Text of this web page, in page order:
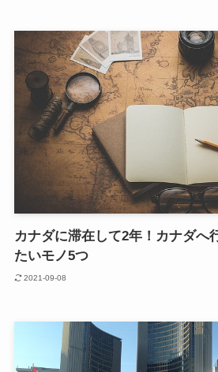
カナダに滞在して2年！カナダへ
たいモノ5つ
2021-09-08